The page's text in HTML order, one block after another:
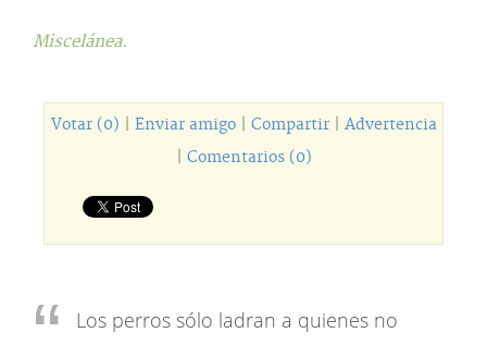
Miscelánea.
Votar (0) Enviar amigo| Compartir| Advertencia
Comentarios (0)
Los perros sólo ladran a quienes no